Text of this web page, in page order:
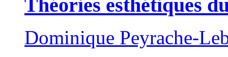
Théories esthétiques
Dominique Peyrache-